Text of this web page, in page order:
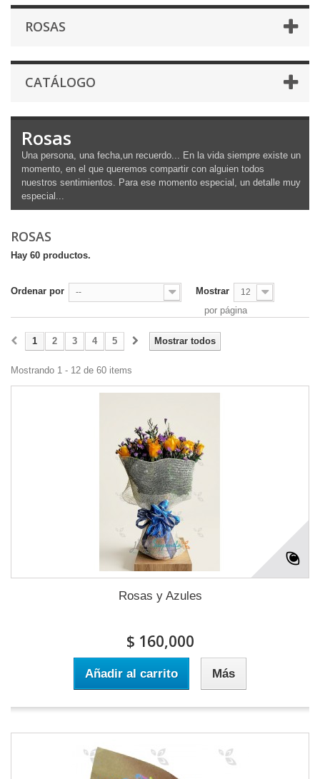
ROSAS
CATÁLOGO
Rosas
Una persona, una fecha,un recuerdo... En la vida siempre existe un
momento, en el que queremos compartir con alguien todos
nuestros sentimientos. Para ese momento especial, un detalle muy
especial...
ROSAS
Hay 60 productos.
Ordenar por -- Mostrar 12
por página
Mostrar todos
1 2 3 4 5
Mostrando 1 - 12 de 60 items
Rosas y Azules
$ 160,000
Añadir al carrito Más